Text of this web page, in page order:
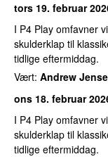
tors 19. februar
I P4 Play omfavner
skulderklap til
tidlige eftermiddag.
Vært: Andrew
ons 18. februar
I P4 Play omfavner
skulderklap til
tidlige eftermiddag.